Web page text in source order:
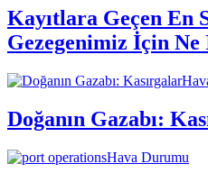
Kayıtlara Geçen En
Gezegenimiz İçin
Doğanın Gazabı:
Hava Durumu